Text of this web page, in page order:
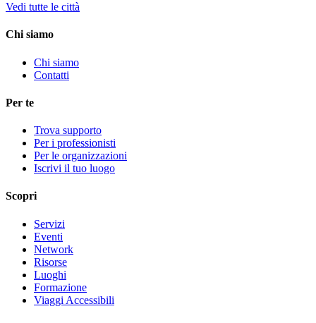
Vedi tutte le città
Chi siamo
Chi siamo
Contatti
Per te
Trova supporto
Per i professionisti
Per le organizzazioni
Iscrivi il tuo luogo
Scopri
Servizi
Eventi
Network
Risorse
Luoghi
Formazione
Viaggi Accessibili